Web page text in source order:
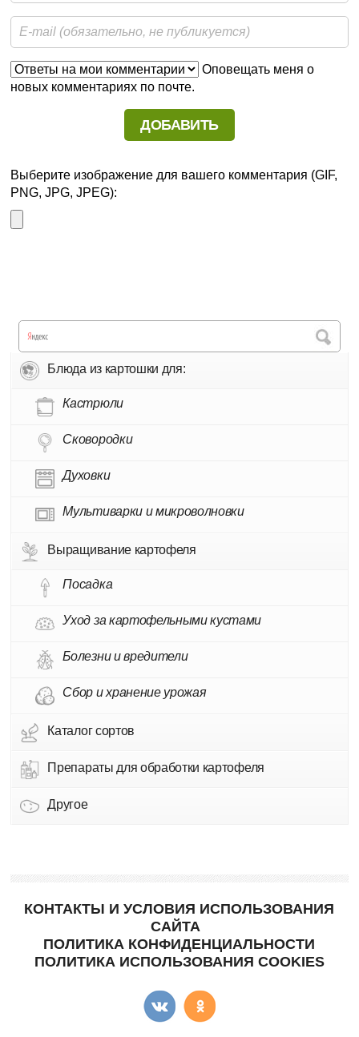
Оповещать меня о
новых комментариях по почте.
Выберите изображение для вашего комментария (GIF,
PNG, JPG, JPEG):
Блюда из картошки для:
Кастрюли
Сковородки
Духовки
Мультиварки и микроволновки
Выращивание картофеля
Посадка
Уход за картофельными кустами
Болезни и вредители
Сбор и хранение урожая
Каталог сортов
Препараты для обработки картофеля
Другое
КОНТАКТЫ И УСЛОВИЯ ИСПОЛЬЗОВАНИЯ
САЙТА
ПОЛИТИКА КОНФИДЕНЦИАЛЬНОСТИ
ПОЛИТИКА ИСПОЛЬЗОВАНИЯ COOKIES